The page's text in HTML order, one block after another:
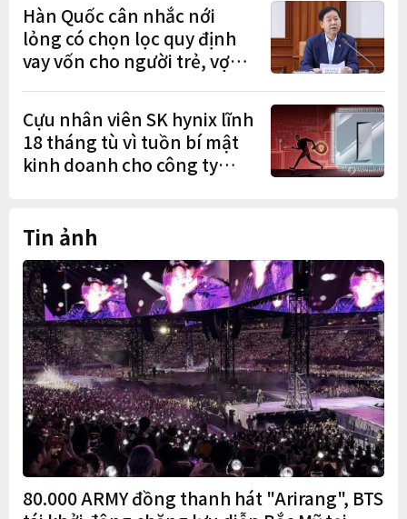
Hàn Quốc cân nhắc nới
lỏng có chọn lọc quy định
vay vốn cho người trẻ, vợ
Cựu nhân viên SK hynix lĩnh
18 tháng tù vì tuồn bí mật
kinh doanh cho công ty
Tin ảnh
80.000 ARMY đồng thanh hát "Arirang", BTS